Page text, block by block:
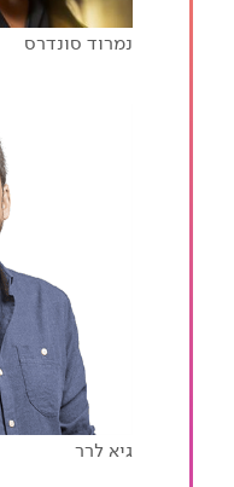
נמרוד סונדרס
להעביר את
הסודות של
גיא לרר